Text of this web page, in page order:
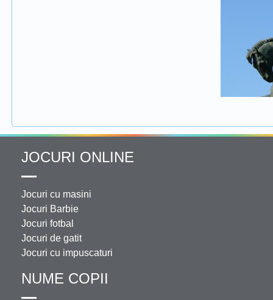
JOCURI ONLINE
Jocuri cu masini
Jocuri Barbie
Jocuri fotbal
Jocuri de gatit
Jocuri cu impuscaturi
NUME COPII